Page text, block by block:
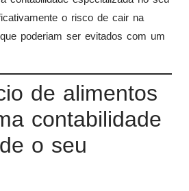
o risco de cair na
poderiam ser evitados com um
de alimentos
contabilidade
o seu